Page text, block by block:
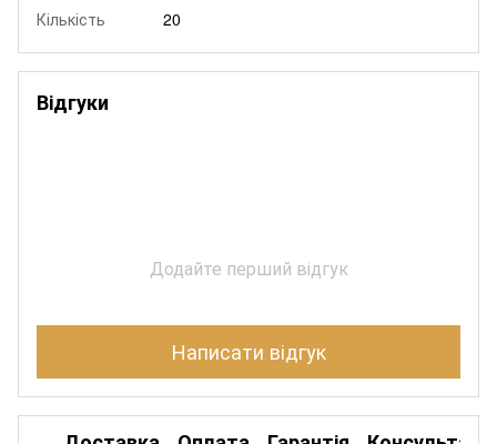
Кількість 20
Відгуки
Додайте перший відгук
Написати відгук